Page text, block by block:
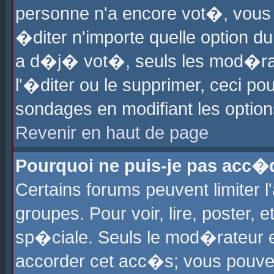
personne n'a encore vot�,
�diter n'importe quelle option
a d�j� vot�, seuls les
l'�diter ou le supprimer, ceci
sondages en modifiant les
Revenir en haut de page
Pourquoi ne puis-je pas
Certains forums peuvent
groupes. Pour voir, lire, poster,
sp�ciale. Seuls le mod�rateur
accorder cet acc�s; vous